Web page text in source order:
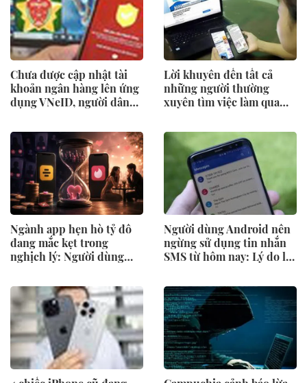
Chưa được cập nhật tài
khoản ngân hàng lên ứng
dụng VNeID, người dân
Lời khuyên đến tất cả
những người thường
xuyên tìm việc làm qua
Ngành app hẹn hò tỷ đô
đang mắc kẹt trong
nghịch lý: Người dùng
là công ty mất một khách
hàng
Người dùng Android nên
ngừng sử dụng tin nhắn
SMS từ hôm nay: Lý do là